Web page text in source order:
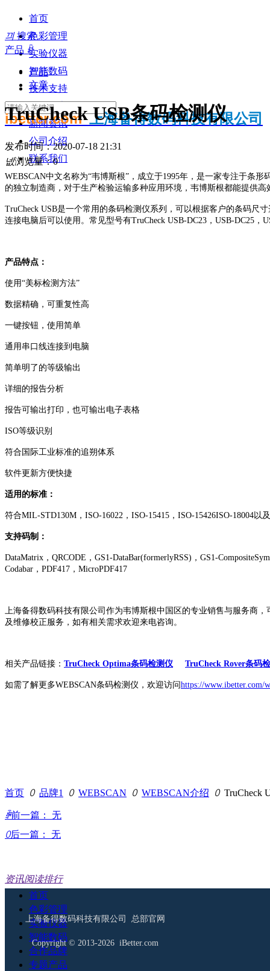
首页
色彩管理
实验仪器
智能数码
技术支持
知识分享
新闻资讯
公司介绍
联系我们
끠 搜索
产品 ꀁ
产品
文章
ibetter.com 上海备得数码科技有限公司
TruCheck USB条码检测仪
发布时间：2020-07-18 21:31
넶浏览量：0
WEBSCAN中文名称为“韦博斯根”，成立于1995年，是一家专注于条
的独立制造商，对于生产检验运输多种应用环境，韦博斯根都能提供高
TruCheck USB是一个常用的条码检测仪系列，可以根据客户的条码尺
连接电脑后可以使用。常见型号有TruCheck USB-DC23，USB-DC25，
产品特点：
使用“美标检测方法”
数据精确，可重复性高
一键按钮，使用简单
通用串口线连接到电脑
简单明了的等级输出
详细的报告分析
报告可输出打印，也可输出电子表格
ISO等级识别
符合国际工业标准的追朔体系
软件更新方便快捷
适用的标准：
符合MIL-STD130M，ISO-16022，ISO-15415，ISO-15426ISO-18004以
支持码制：
DataMatrix，QRCODE，GS1-DataBar(formerlyRSS)，GS1-
Codabar，PDF417，MicroPDF417
上海备得数码科技有限公司作为韦博斯根中国区的专业销售与服务商
及维修校正服务，如有相关需求欢迎来电咨询。
相关产品链接： TruCheck Optima条码检测仪 TruCheck Rover条码
如需了解更多WEBSCAN条码检测仪，欢迎访问https://www.ibetter.com/
首页 ꄲ 品牌1 ꄲ WEBSCAN ꄲ WEBSCAN介绍 ꄲ TruCheck
ꄴ前一篇：
无
ꄲ后一篇： 无
资讯阅读排行
2019-01-01
美国X-Rite爱色丽公司发展历程
介绍
2020-05-20
爱色丽线上发布i1Pro3和i1Pro3
Plus第三代分光仪 外观/速度/精
首页
色彩管理
实验仪器
智能数码
合作品牌
专题产品
上海备得数码科技有限公司 总部官网
Copyright © 2013-2026 iBetter.com